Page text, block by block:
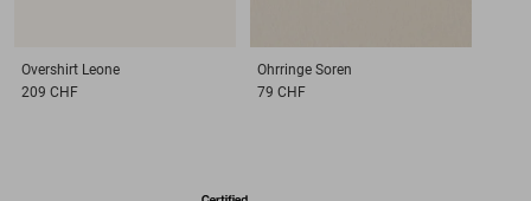
Overshirt Leone
209 CHF
Ohrringe Soren
79 CHF